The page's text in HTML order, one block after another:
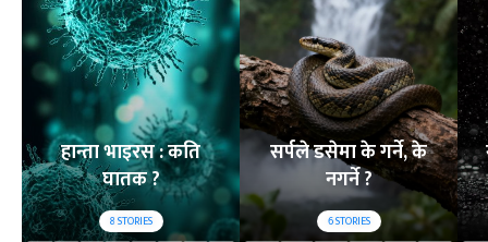
हान्ता भाइरस : कति
घातक ?
8STORIES
सर्पले डसेमा के गर्ने, के
नगर्ने ?
6STORIES